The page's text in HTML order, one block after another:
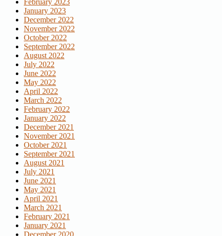
February 2023
January 2023
December 2022
November 2022
October 2022
September 2022
August 2022
July 2022
June 2022
May 2022
April 2022
March 2022
February 2022
January 2022
December 2021
November 2021
October 2021
September 2021
August 2021
July 2021
June 2021
May 2021
April 2021
March 2021
February 2021
January 2021
December 2020